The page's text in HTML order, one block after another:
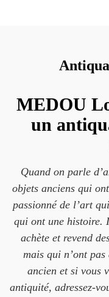
MEDOU
un
Quand on parle
objets anciens qui
passionné de l’art
qui ont une histoire.
achète et revend
mais qui n’ont
ancien et si vous
antiquité, adressez-